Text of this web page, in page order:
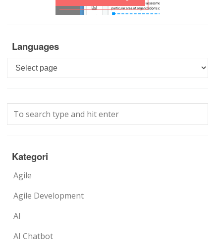
Languages
Languages
Kategori
Agile
Agile Development
AI
AI Chatbot